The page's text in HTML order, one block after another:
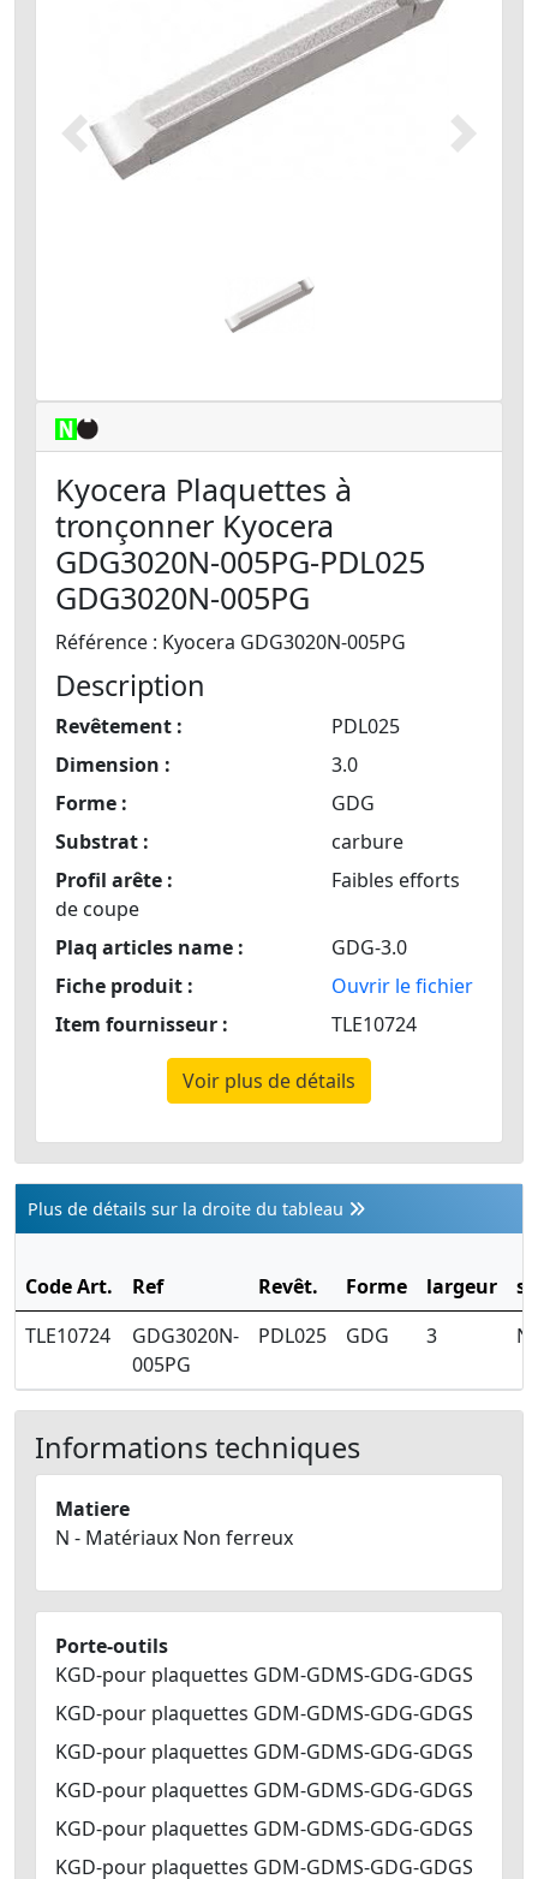
Précédent Suivant
Kyocera Plaquettes à
tronçonner Kyocera
GDG3020N-005PG-PDL025
GDG3020N-005PG
Référence : Kyocera GDG3020N-005PG
Description
Revêtement :
PDL025
Dimension :
3.0
Forme :
GDG
Substrat :
carbure
Profil arête :
Faibles efforts
de coupe
Plaq articles name :
GDG-3.0
Fiche produit :
Ouvrir le fichier
Item fournisseur :
TLE10724
Voir plus de détails
Plus de détails sur la droite du tableau
Code Art. Ref Revêt. Forme largeur
TLE10724
GDG3020N-
005PG
PDL025 GDG 3
Informations techniques
Matiere
N - Matériaux Non ferreux
Porte-outils
KGD-pour plaquettes GDM-GDMS-GDG-GDGS
KGD-pour plaquettes GDM-GDMS-GDG-GDGS
KGD-pour plaquettes GDM-GDMS-GDG-GDGS
KGD-pour plaquettes GDM-GDMS-GDG-GDGS
KGD-pour plaquettes GDM-GDMS-GDG-GDGS
KGD-pour plaquettes GDM-GDMS-GDG-GDGS